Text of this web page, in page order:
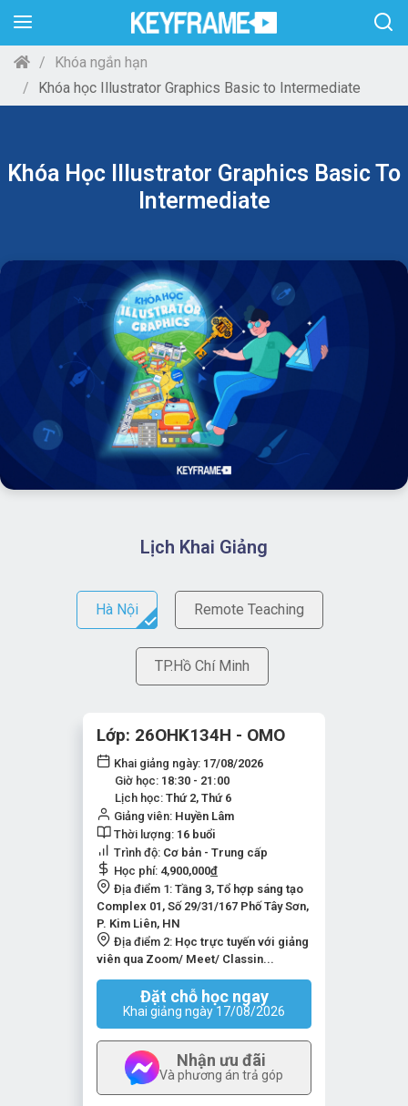
Khóa ngắn hạn
Khóa học Illustrator Graphics Basic to Intermediate
Khóa Học Illustrator Graphics Basic To
Intermediate
Lịch Khai Giảng
Hà Nội Remote Teaching
TP.Hồ Chí Minh
Lớp: 26OHK134H - OMO
Khai giảng ngày: 17/08/2026
Giờ học: 18:30 - 21:00
Lịch học: Thứ 2, Thứ 6
Giảng viên: Huyền Lâm
Thời lượng: 16 buổi
Trình độ: Cơ bản - Trung cấp
Học phí: 4,900,000đ
Địa điểm 1: Tầng 3, Tổ hợp sáng tạo
Complex 01, Số 29/31/167 Phố Tây Sơn,
P. Kim Liên, HN
Địa điểm 2: Học trực tuyến với giảng
viên qua Zoom/ Meet/ Classin...
Đặt chỗ học ngay
Khai giảng ngày 17/08/2026
Nhận ưu đãi
Và phương án trả góp